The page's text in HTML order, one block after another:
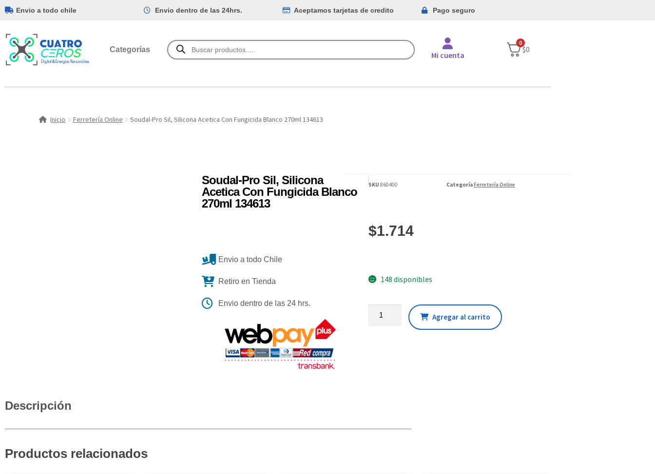
Envio a todo chile Envio dentro de las 24hrs. Aceptamos tarjetas de credito Pago seguro
Categorías
Mi cuenta
0
$0
Inicio Ferretería Online Soudal-Pro Sil, Silicona Acetica Con Fungicida Blanco 270ml 134613
Soudal-Pro Sil, Silicona
Acetica Con Fungicida Blanco
270ml 134613
Envio a todo Chile
Retiro en Tienda
Envio dentro de las 24 hrs.
SKU 860400 CategoríaFerretería Online
$1.714
148 disponibles
Agregar al carrito
Descripción
Productos relacionados